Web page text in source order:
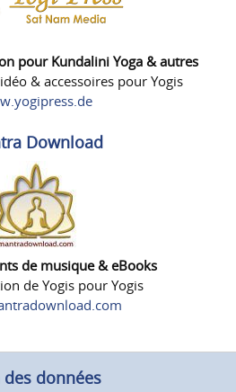
pour Kundalini Yoga & autres
& accessoires pour Yogis
Download
de musique & eBooks
de Yogis pour Yogis
données